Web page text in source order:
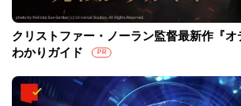
クリストファー・ノーラン監督最新作『
わかりガイド
PR